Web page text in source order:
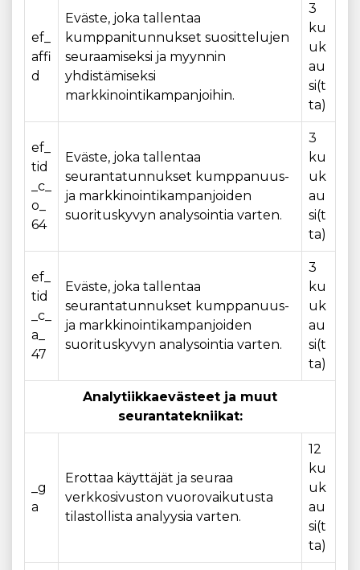
ef_
affi
d
Eväste, joka tallentaa
kumppanitunnukset suosittelujen
seuraamiseksi ja myynnin
yhdistämiseksi
markkinointikampanjoihin.
3
ku
uk
au
si(t
ta)
ef_
tid
_c_
o_
64
Eväste, joka tallentaa
seurantatunnukset kumppanuus-
ja markkinointikampanjoiden
suorituskyvyn analysointia varten.
3
ku
uk
au
si(t
ta)
ef_
tid
_c_
a_
47
Eväste, joka tallentaa
seurantatunnukset kumppanuus-
ja markkinointikampanjoiden
suorituskyvyn analysointia varten.
3
ku
uk
au
si(t
ta)
Analytiikkaevästeet ja muut
seurantatekniikat:
_g
a
Erottaa käyttäjät ja seuraa
verkkosivuston vuorovaikutusta
tilastollista analyysia varten.
12
ku
uk
au
si(t
ta)